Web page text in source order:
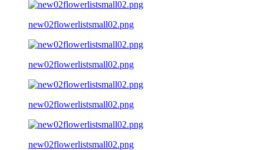
new02flowerlistsmall02.png
new02flowerlistsmall02.png
new02flowerlistsmall02.png
new02flowerlistsmall02.png